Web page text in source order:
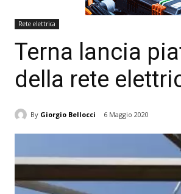
Rete elettrica
Terna lancia
della rete
By Giorgio Bellocci 6 Maggio 2020